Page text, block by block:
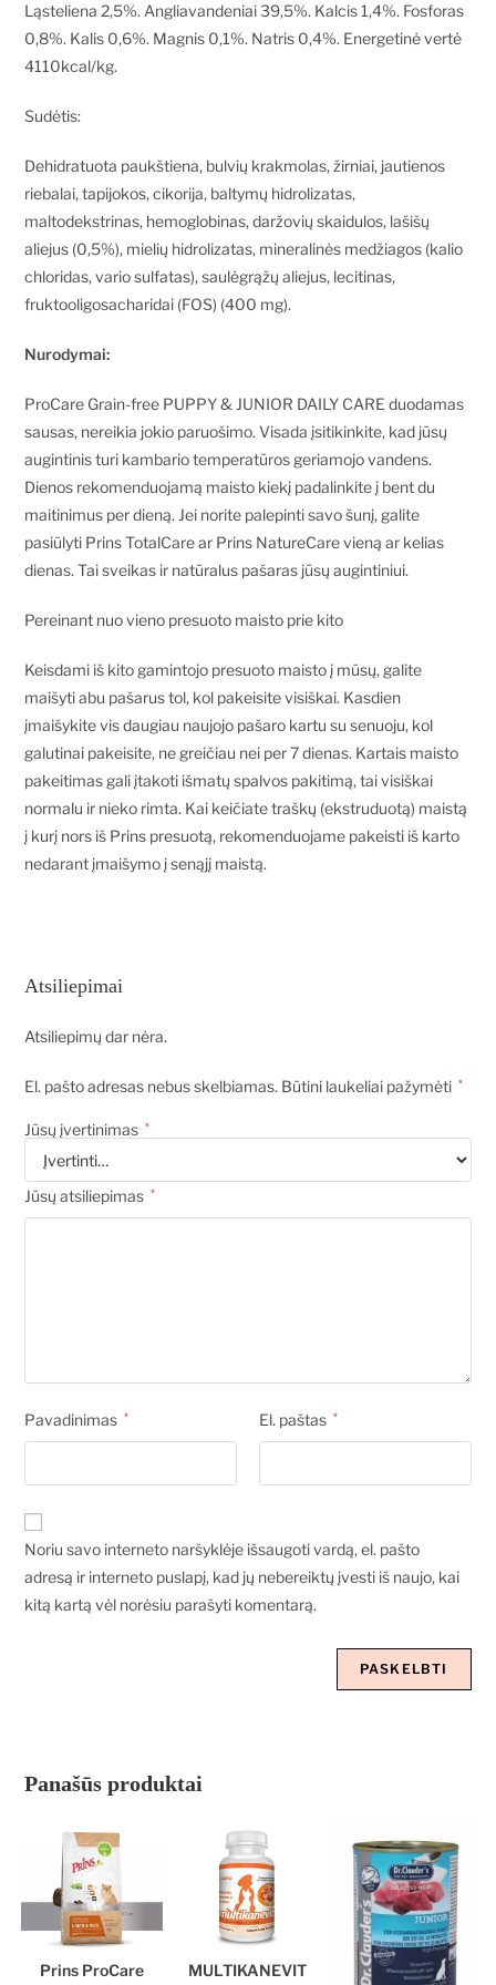
Ląsteliena 2,5%. Angliavandeniai 39,5%. Kalcis 1,4%. Fosforas
0,8%. Kalis 0,6%. Magnis 0,1%. Natris 0,4%. Energetinė vertė
4110kcal/kg.
Sudėtis:
Dehidratuota paukštiena, bulvių krakmolas, žirniai, jautienos
riebalai, tapijokos, cikorija, baltymų hidrolizatas,
maltodekstrinas, hemoglobinas, daržovių skaidulos, lašišų
aliejus (0,5%), mielių hidrolizatas, mineralinės medžiagos (kalio
chloridas, vario sulfatas), saulėgrąžų aliejus, lecitinas,
fruktooligosacharidai (FOS) (400 mg).
Nurodymai:
ProCare Grain-free PUPPY & JUNIOR DAILY CARE duodamas
sausas, nereikia jokio paruošimo. Visada įsitikinkite, kad jūsų
augintinis turi kambario temperatūros geriamojo vandens.
Dienos rekomenduojamą maisto kiekį padalinkite į bent du
maitinimus per dieną. Jei norite palepinti savo šunį, galite
pasiūlyti Prins TotalCare ar Prins NatureCare vieną ar kelias
dienas. Tai sveikas ir natūralus pašaras jūsų augintiniui.
Pereinant nuo vieno presuoto maisto prie kito
Keisdami iš kito gamintojo presuoto maisto į mūsų, galite
maišyti abu pašarus tol, kol pakeisite visiškai. Kasdien
įmaišykite vis daugiau naujojo pašaro kartu su senuoju, kol
galutinai pakeisite, ne greičiau nei per 7 dienas. Kartais maisto
pakeitimas gali įtakoti išmatų spalvos pakitimą, tai visiškai
normalu ir nieko rimta. Kai keičiate traškų (ekstruduotą) maistą
į kurį nors iš Prins presuotą, rekomenduojame pakeisti iš karto
nedarant įmaišymo į senąjį maistą.
Atsiliepimai
Atsiliepimų dar nėra.
El. pašto adresas nebus skelbiamas. Būtini laukeliai pažymėti *
Jūsų įvertinimas *
Jūsų atsiliepimas *
Pavadinimas * El. paštas *
Noriu savo interneto naršyklėje išsaugoti vardą, el. pašto
adresą ir interneto puslapį, kad jų nebereiktų įvesti iš naujo, kai
kitą kartą vėl norėsiu parašyti komentarą.
Panašūs produktai
Prins ProCare
MULTIKANEVIT